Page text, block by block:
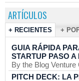
ARTÍCULOS
+ RECIENTES +
GUIA RÁPIDA
STARTUP PASO A
By the Blog Venture
PITCH DECK: LA